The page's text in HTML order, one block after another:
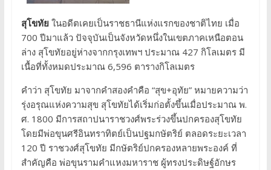
สุโขทัยในอดีตเคยเป็นราชธานีแห่งแรกของชาติไทย เมื่อ
700 ปีมาแล้ว ปัจจุบันเป็นจังหวัดหนึ่งในเขตภาคเหนือตอน
ล่าง สุโขทัยอยู่ห่างจากกรุงเทพฯ ประมาณ 427 กิโลเมตร มี
เนื้อที่ทั้งหมดประมาณ 6,596 ตารางกิโลเมตร
คำว่า สุโขทัย มาจากคำสองคำคือ “สุข+อุทัย” หมายความว่า
รุ่งอรุณแห่งความสุข สุโขทัยได้เริ่มก่อตั้งขึ้นเมื่อประมาณ พ.
ศ. 1800 มีการสถาปนาราชวงศ์พระร่วงขึ้นปกครองสุโขทัย
โดยมีพ่อขุนศรีอินทราทิตย์เป็นปฐมกษัตริย์ ตลอดระยะเวลา
120 ปี ราชวงศ์สุโขทัย มีกษัตริย์ปกครองหลายพระองค์ ที่
สำคัญคือ พ่อขุนรามคำแหงมหาราช ผู้ทรงประดิษฐ์อักษร